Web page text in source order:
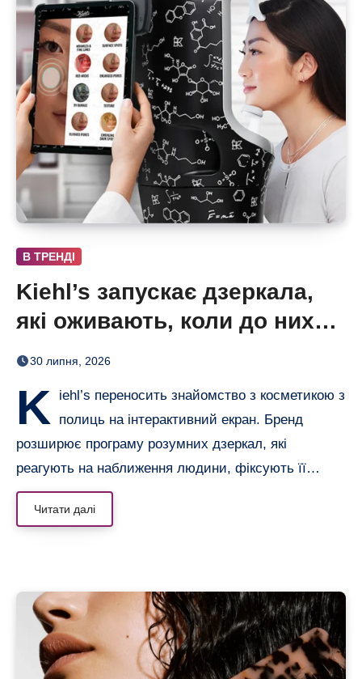
В ТРЕНДІ
Kiehl’s запускає дзеркала,
які оживають, коли до них
підходиш
30 липня, 2026
K
iehl’s переносить знайомство з косметикою з
полиць на інтерактивний екран. Бренд
розширює програму розумних дзеркал, які
реагують на наближення людини, фіксують її…
Читати далі